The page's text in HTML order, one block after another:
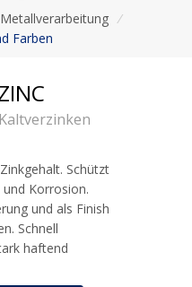
Metallverarbeitung /
Farben
Schützt
Korrosion.
und als Finish
Schnell
haftend